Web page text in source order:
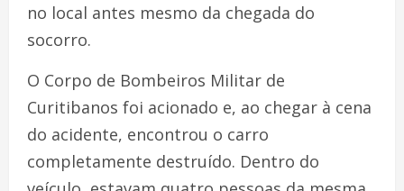
no local antes mesmo da chegada do
socorro.
O Corpo de Bombeiros Militar de
Curitibanos foi acionado e, ao chegar à cena
do acidente, encontrou o carro
completamente destruído. Dentro do